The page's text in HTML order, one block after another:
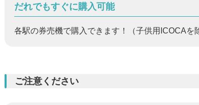
だれでもすぐに購入可能
各駅の券売機で購入できます！（子供用ICOCAを
ご注意ください